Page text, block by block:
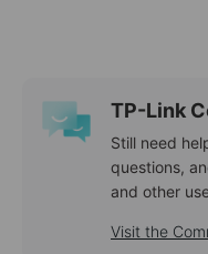
TP-Link
Still need
questions,
and other
Visit the